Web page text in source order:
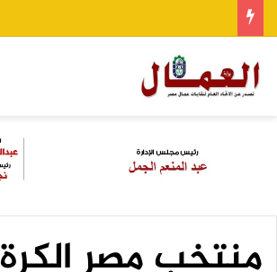
منتخب مصر الكرة